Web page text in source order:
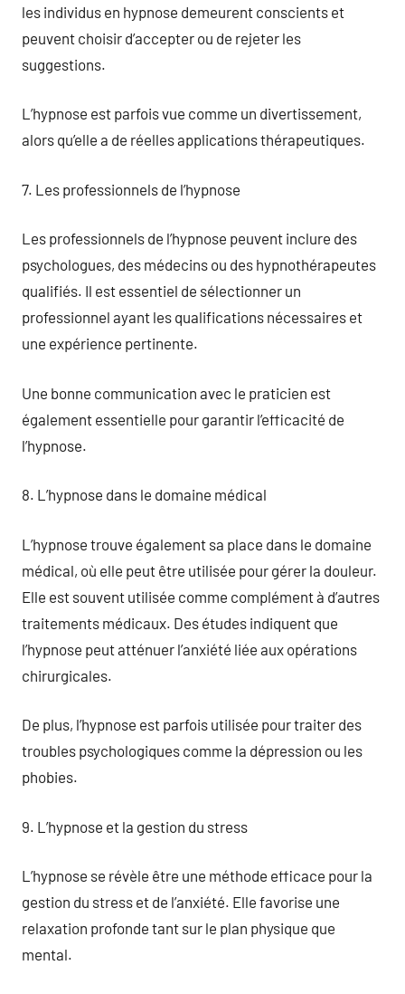
les individus en hypnose demeurent conscients et
peuvent choisir d’accepter ou de rejeter les
suggestions.
L’hypnose est parfois vue comme un divertissement,
alors qu’elle a de réelles applications thérapeutiques.
7. Les professionnels de l’hypnose
Les professionnels de l’hypnose peuvent inclure des
psychologues, des médecins ou des hypnothérapeutes
qualifiés. Il est essentiel de sélectionner un
professionnel ayant les qualifications nécessaires et
une expérience pertinente.
Une bonne communication avec le praticien est
également essentielle pour garantir l’efficacité de
l’hypnose.
8. L’hypnose dans le domaine médical
L’hypnose trouve également sa place dans le domaine
médical, où elle peut être utilisée pour gérer la douleur.
Elle est souvent utilisée comme complément à d’autres
traitements médicaux. Des études indiquent que
l’hypnose peut atténuer l’anxiété liée aux opérations
chirurgicales.
De plus, l’hypnose est parfois utilisée pour traiter des
troubles psychologiques comme la dépression ou les
phobies.
9. L’hypnose et la gestion du stress
L’hypnose se révèle être une méthode efficace pour la
gestion du stress et de l’anxiété. Elle favorise une
relaxation profonde tant sur le plan physique que
mental.